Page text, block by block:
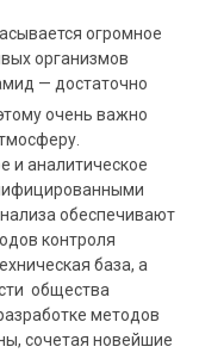
огромное
организмов
— достаточно
очень важно
и аналитическое
обеспечивают
контроля
база, а
общества
методов
сочетая новейшие